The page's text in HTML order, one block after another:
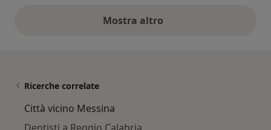
Mostra altroopinioni di cui sopra
Ricerche correlate
Città vicino Messina